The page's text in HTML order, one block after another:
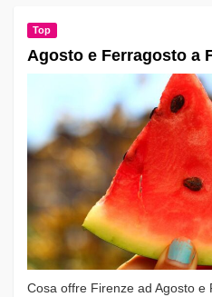
Top
Agosto e Ferragosto a
Cosa offre Firenze ad Agosto e